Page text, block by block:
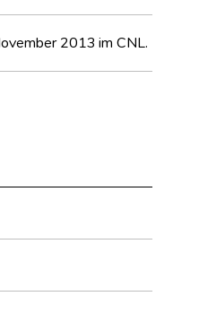
2013 im CNL.